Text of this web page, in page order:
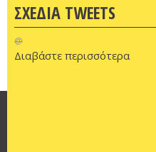
ΣΧΕΔΙΑ TWEETS
@
Διαβάστε περισσότερα